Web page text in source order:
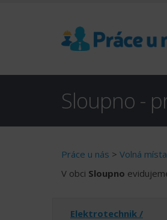
Sloupno -
Práce u nás > Volná
V obci Sloupno
Elektrotechnik /